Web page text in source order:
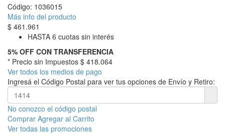
Código: 1036015
Más info del producto
$ 461.961
HASTA 6 cuotas sin interés
5% OFF CON TRANSFERENCIA
* Precio sin Impuestos $ 418.064
Ver todos los medios de pago
Ingresá el Código Postal para ver tus opciones de Envío y Retiro:
No conozco el código postal
Comprar Agregar al Carrito
Ver todas las promociones